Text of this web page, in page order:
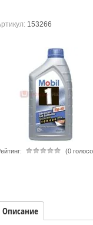
153266
(0
Описание